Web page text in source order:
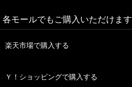
各モールでもご購入いただけます
楽天市場で購入する
Ｙ！ショッピングで購入する